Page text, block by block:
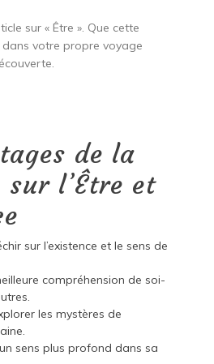
sur « Être ». Que cette
votre propre voyage
de la
l’Être et
sur l’existence et le sens de
compréhension de soi-
les mystères de
sens plus profond dans sa